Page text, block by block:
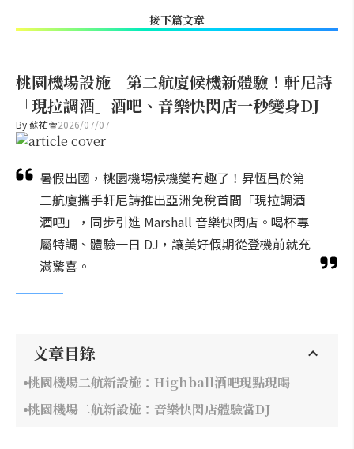
接下篇文章
桃園機場設施｜第二航廈候機新體驗！軒尼詩
「現拉調酒」酒吧、音樂快閃店一秒變身DJ
By蘇祐萱2026/07/07
暑假出國，桃園機場候機變有趣了！昇恆昌於第
二航廈攜手軒尼詩推出亞洲免稅首間「現拉調酒
酒吧」，同步引進 Marshall 音樂快閃店。喝杯專
屬特調、體驗一日 DJ，讓美好假期從登機前就充
滿驚喜。
文章目錄
桃園機場二航新設施：Highball酒吧現點現喝
桃園機場二航新設施：音樂快閃店體驗當DJ